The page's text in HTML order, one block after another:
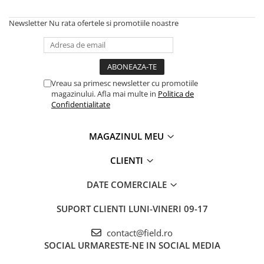
Newsletter Nu rata ofertele si promotiile noastre
Vreau sa primesc newsletter cu promotiile
magazinului. Afla mai multe in Politica de
Confidentialitate
MAGAZINUL MEU
CLIENTI
DATE COMERCIALE
SUPORT CLIENTI LUNI-VINERI 09-17
contact@field.ro
SOCIAL URMARESTE-NE IN SOCIAL MEDIA